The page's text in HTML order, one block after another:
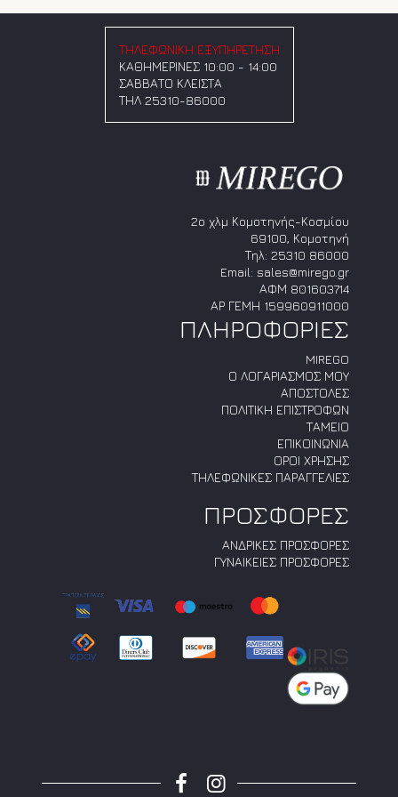
Οι
επιλογές
μπορούν
να
επιλεγούν
στη
σελίδα
ΤΗΛΕΦΩΝΙΚΗ ΕΞΥΠΗΡΕΤΗΣΗ
ΚΑΘΗΜΕΡΙΝΕΣ 10:00 - 14:00
ΣΑΒΒΑΤΟ ΚΛΕΙΣΤΑ
ΤΗΛ 25310-86000
2ο χλμ Κομοτηνής-Κοσμίου
69100, Κομοτηνή
Τηλ: 25310 86000
Email: sales@mirego.gr
ΑΦΜ 801603714
ΑΡ ΓΕΜΗ 159960911000
ΠΛΗΡΟΦΟΡΙΕΣ
MIREGO
Ο ΛΟΓΑΡΙΑΣΜΟΣ ΜΟΥ
ΑΠΟΣΤΟΛΕΣ
ΠΟΛΙΤΙΚΗ ΕΠΙΣΤΡΟΦΩΝ
ΤΑΜΕΙΟ
ΕΠΙΚΟΙΝΩΝΙΑ
ΟΡΟΙ ΧΡΗΣΗΣ
ΤΗΛΕΦΩΝΙΚΕΣ ΠΑΡΑΓΓΕΛΙΕΣ
ΠΡΟΣΦΟΡΕΣ
ΑΝΔΡΙΚΕΣ ΠΡΟΣΦΟΡΕΣ
ΓΥΝΑΙΚΕΙΕΣ ΠΡΟΣΦΟΡΕΣ